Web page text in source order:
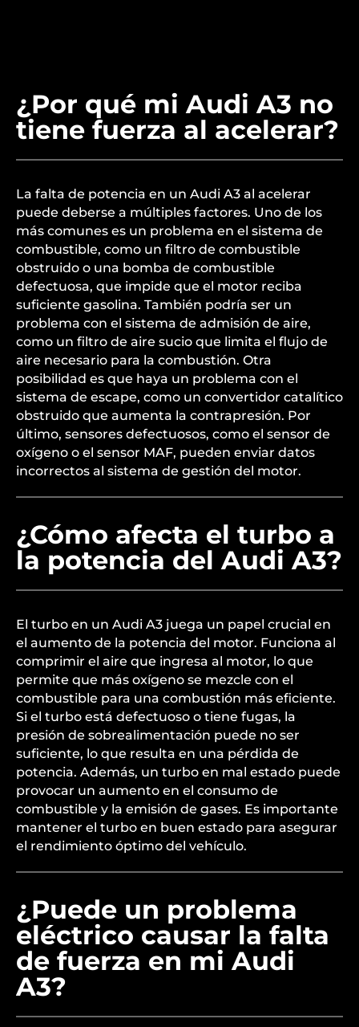
¿Por qué mi Audi A3 no
tiene fuerza al acelerar?
La falta de potencia en un Audi A3 al acelerar
puede deberse a múltiples factores. Uno de los
más comunes es un problema en el sistema de
combustible, como un filtro de combustible
obstruido o una bomba de combustible
defectuosa, que impide que el motor reciba
suficiente gasolina. También podría ser un
problema con el sistema de admisión de aire,
como un filtro de aire sucio que limita el flujo de
aire necesario para la combustión. Otra
posibilidad es que haya un problema con el
sistema de escape, como un convertidor catalítico
obstruido que aumenta la contrapresión. Por
último, sensores defectuosos, como el sensor de
oxígeno o el sensor MAF, pueden enviar datos
incorrectos al sistema de gestión del motor.
¿Cómo afecta el turbo a
la potencia del Audi A3?
El turbo en un Audi A3 juega un papel crucial en
el aumento de la potencia del motor. Funciona al
comprimir el aire que ingresa al motor, lo que
permite que más oxígeno se mezcle con el
combustible para una combustión más eficiente.
Si el turbo está defectuoso o tiene fugas, la
presión de sobrealimentación puede no ser
suficiente, lo que resulta en una pérdida de
potencia. Además, un turbo en mal estado puede
provocar un aumento en el consumo de
combustible y la emisión de gases. Es importante
mantener el turbo en buen estado para asegurar
el rendimiento óptimo del vehículo.
¿Puede un problema
eléctrico causar la falta
de fuerza en mi Audi
A3?